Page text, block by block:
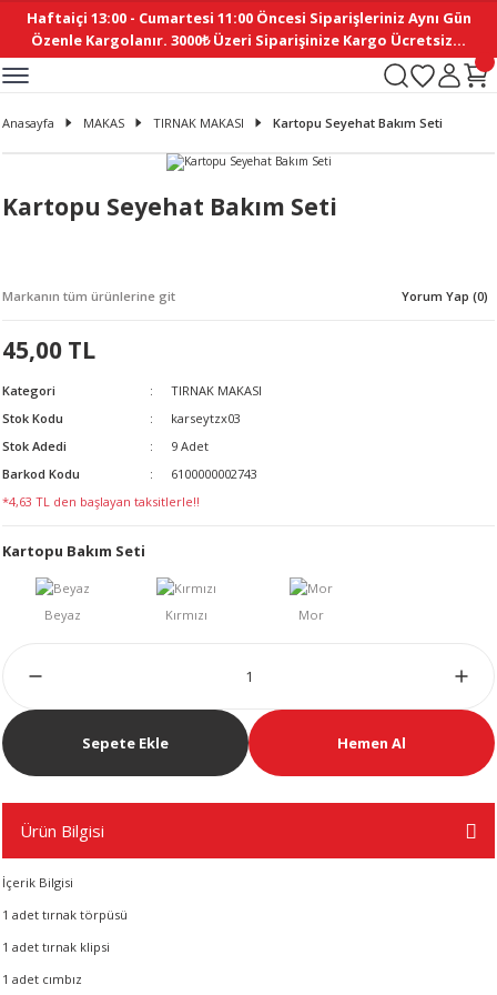
Haftaiçi 13:00 - Cumartesi 11:00 Öncesi Siparişleriniz Aynı Gün
Özenle Kargolanır. 3000₺ Üzeri Siparişinize Kargo Ücretsiz...
Geri Dön
Geri Dön
YASTIKLAR
Geri Dön
Geri Dön
YAPIMI
Geri Dön
Geri Dön
- DAİRESEL
Geri Dön
Geri Dön
Geri Dön
Geri Dön
Geri Dön
Geri Dön
Geri Dön
Geri Dön
Geri Dön
AKSESUAR
Geri Dön
Geri Dön
Geri Dön
Geri Dön
Geri Dön
Geri Dön
Anasayfa MAKAS TIRNAK MAKASI Kartopu Seyehat Bakım Seti
Kartopu Seyehat Bakım Seti
Markanın tüm ürünlerine git Yorum Yap (0)
45,00 TL
Kategori
TIRNAK MAKASI
Stok Kodu
karseytzx03
Stok Adedi
9 Adet
Barkod Kodu
6100000002743
*4,63 TL den başlayan taksitlerle!!
Kartopu Bakım Seti
Sepete Ekle Hemen Al
Ürün Bilgisi
İçerik Bilgisi
1 adet tırnak törpüsü
1 adet tırnak klipsi
1 adet cımbız